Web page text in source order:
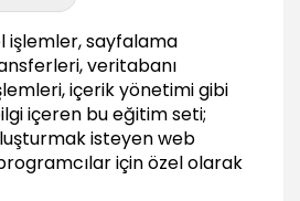
tanımlamak
Hale Getirmek
işlemler, sayfalama
veritabanı
içerik yönetimi gibi
içeren bu eğitim seti;
isteyen web
için özel olarak